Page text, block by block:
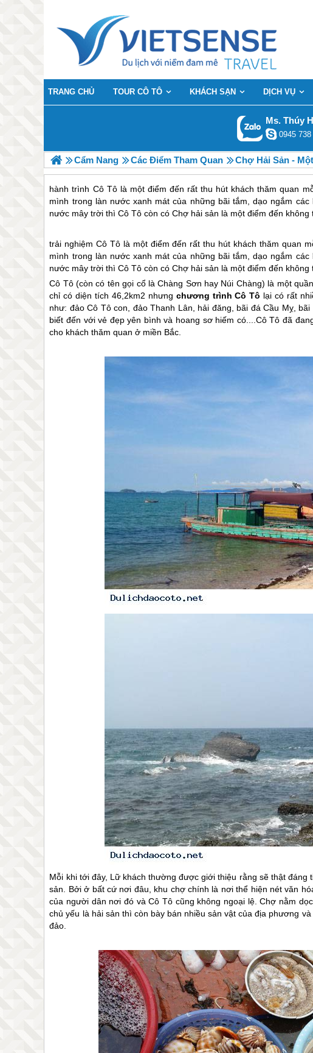
TRANG CHỦ TOUR CÔ TÔ KHÁCH SẠN DỊCH VỤ
Ms. Thúy
0945 738
Cẩm Nang Các Điểm Tham Quan Chợ Hải Sản -
hành trình Cô Tô là một điểm đến rất thu hút khách thăm quan
mình trong làn nước xanh mát của những bãi tắm, dạo ngắm
nước mây trời thì Cô Tô còn có Chợ hải sản là một điểm đến
trải nghiệmCô Tô là một điểm đến rất thu hút khách thăm quan
mình trong làn nước xanh mát của những bãi tắm, dạo ngắm
nước mây trời thìCô Tô còn có Chợ hải sản là một điểm đến
Cô Tô(còn có tên gọi cổ là Chàng Sơn hay Núi Chàng) là một
chỉ có diện tích 46,2km2 nhưng chương trìnhCô Tô lại có rất
như: đảo Cô Tôcon, đảo Thanh Lân, hải đăng, bãi đá Cầu Mỵ,
biết đến với vẻ đẹp yên bình và hoang sơ hiếm có....Cô Tô đã
cho khách thăm quan ở miền Bắc.
Mỗi khi tới đây, Lữ khách thường được giới thiệu rằng sẽ thật đáng
sản. Bởi ở bất cứ nơi đâu, khu chợ chính là nơi thể hiện nét văn
của người dân nơi đó vàCô Tô cũng không ngoại lệ. Chợ nằm
chủ yếu là hải sản thì còn bày bán nhiều sản vật của địa phương
đảo.